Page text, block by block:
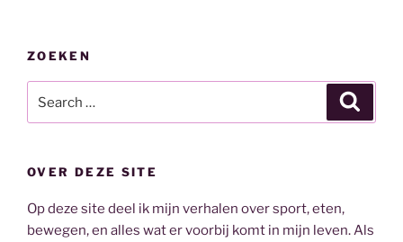
ZOEKEN
OVER DEZE SITE
Op deze site deel ik mijn verhalen over sport, eten,
bewegen, en alles wat er voorbij komt in mijn leven. Als